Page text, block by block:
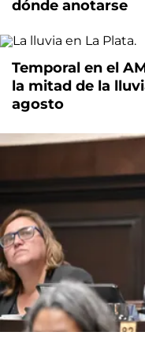
dónde anotarse
Temporal en el
la mitad de la
agosto